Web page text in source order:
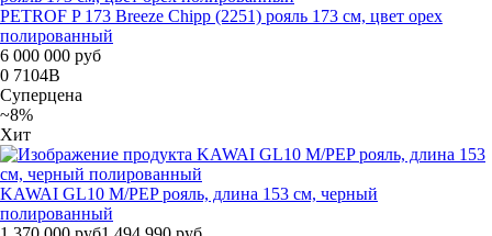
PETROF P 173 Breeze Сhipp (2251) рояль 173 см, цвет орех
полированный
6 000 000 руб
0 7104B
Суперцена
~8%
Хит
KAWAI GL10 M/PEP рояль, длина 153 см, черный
полированный